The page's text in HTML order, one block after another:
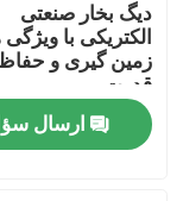
دیگ بخار صنعتی
الکتریکی با
زمین گیری و
قدرت
ارسال